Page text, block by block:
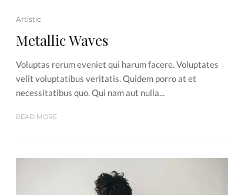
Artistic
Metallic Waves
Voluptas rerum eveniet qui harum facere. Voluptates
velit voluptatibus veritatis. Quidem porro at et
necessitatibus quo. Qui nam aut nulla...
READ MORE